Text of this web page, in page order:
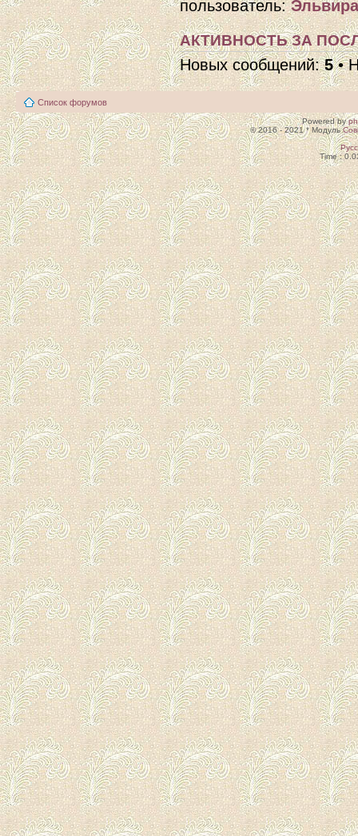
пользователь:
АКТИВНОСТЬ ЗА
Новых сообщений:5•
Список форумов
Powered by
© 2016 - 2021 * Модуль
Time :